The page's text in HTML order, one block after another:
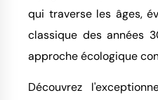
qui traverse les âges,
classique des années
approche écologique
Découvrez